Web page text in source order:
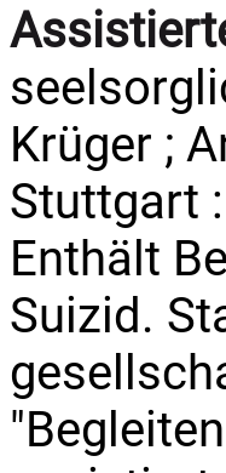
Krüger ;
Stuttgart
Enthält
Suizid.